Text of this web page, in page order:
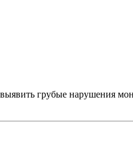
грубые нарушения